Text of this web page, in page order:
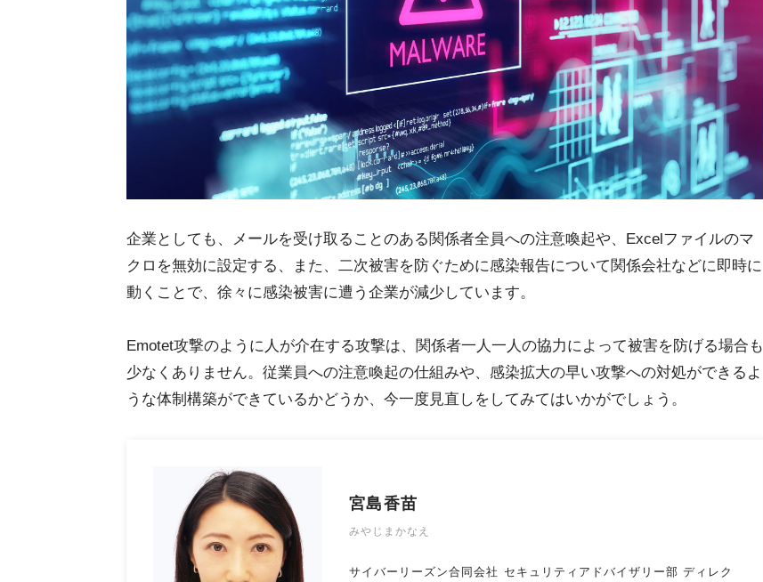
企業としても、メールを受け取ることのある関係者全員への注意喚起や、Excelファイルのマ
クロを無効に設定する、また、二次被害を防ぐために感染報告について関係会社などに即時に
動くことで、徐々に感染被害に遭う企業が減少しています。
Emotet攻撃のように人が介在する攻撃は、関係者一人一人の協力によって被害を防げる場合も
少なくありません。従業員への注意喚起の仕組みや、感染拡大の早い攻撃への対処ができるよ
うな体制構築ができているかどうか、今一度見直しをしてみてはいかがでしょう。
宮島香苗
みやじまかなえ
サイバーリーズン合同会社 セキュリティアドバイザリー部 ディレク